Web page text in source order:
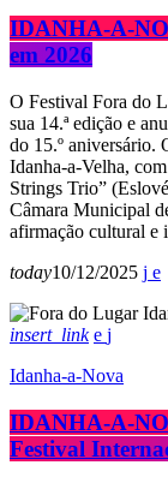
IDANHA-A-
em 2026
O Festival Fora do
sua 14.ª edição e
do 15.º aniversário.
Idanha-a-Velha,
Strings Trio”
Câmara Municipal
afirmação cultural
today10/12/2025
insert_link
Idanha-a-Nova
IDANHA-A-
Festival